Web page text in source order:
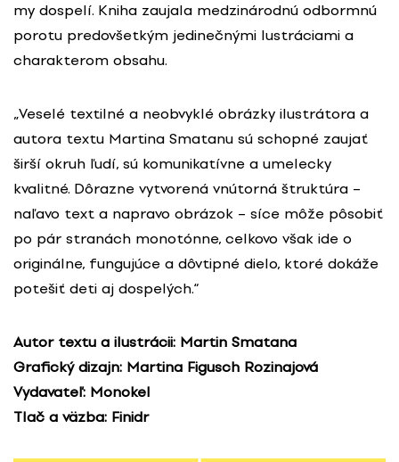
my dospelí. Kniha zaujala medzinárodnú odbormnú
porotu predovšetkým jedinečnými lustráciami a
charakterom obsahu.
„Veselé textilné a neobvyklé obrázky ilustrátora a
autora textu Martina Smatanu sú schopné zaujať
širší okruh ľudí, sú komunikatívne a umelecky
kvalitné. Dôrazne vytvorená vnútorná štruktúra –
naľavo text a napravo obrázok – síce môže pôsobiť
po pár stranách monotónne, celkovo však ide o
originálne, fungujúce a dôvtipné dielo, ktoré dokáže
potešiť deti aj dospelých.“
Autor textu a ilustrácii: Martin Smatana
Grafický dizajn: Martina Figusch Rozinajová
Vydavateľ: Monokel
Tlač a väzba: Finidr